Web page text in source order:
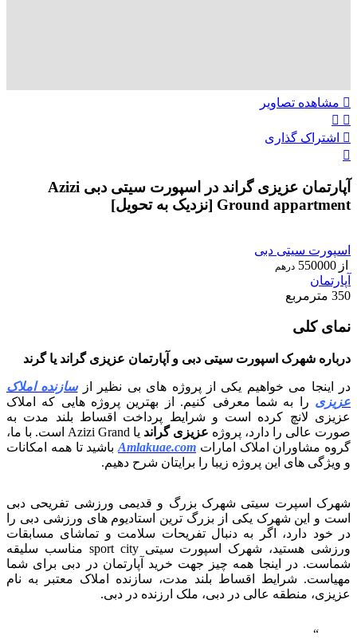
مشاهده تصاویر
اشتراک گذاری
آپارتمان عزیزی گراند در اسپورت سیتی دبی Azizi
Ground appartment [نزدیک به تحویل]
اسپورت سیتی دبی
از 550000 درهم
آپارتمان
350 مترمربع
نمای کلی
درباره شهرک اسپورت سیتی دبی و آپارتمان عزیزی گراند یا گرند
در اینجا می خواهیم یکی از پروژه های بی نظیر ازسازنده املاک
عزیزی را به شما معرفی کنیم. از بهترین پروژه هایی که املاک
عزیزی لانچ کرده است و شرایط پرداخت اقساط بلند مدت به
صورت عالی را دارد، پروژه عزیزی گراند
یا Azizi Grand است. با ما،
گروه مشاوران املاک امارات Amlakuae.com باشید تا همه امکانات
و ویژگی های این پروژه زیبا را برایتان شرح دهیم.
شهرک اسپرت سیتی شهرک بزرگ و قدیمی ورزشی تفریحی دبی
است و این شهرک یکی از بزرگ ترین استادیوم های ورزشی دبی را
در خود دارد، اگر به دنبال تفریحات سلامت و تماشای مسابقات
ورزشی هستید، شهرک اسپورت سیتی sport city مناسب سلیقه
شماست. در اینجا همه چیز جهت خرید آپارتمان در دبی برای شما
مهیاست. شرایط اقساط بلند مدت، سازنده املاک معتبر به نام
عزیزی، منطقه عالی در دبی، ملک ارزنده در دبی.